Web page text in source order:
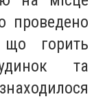
проведено
що горить
та